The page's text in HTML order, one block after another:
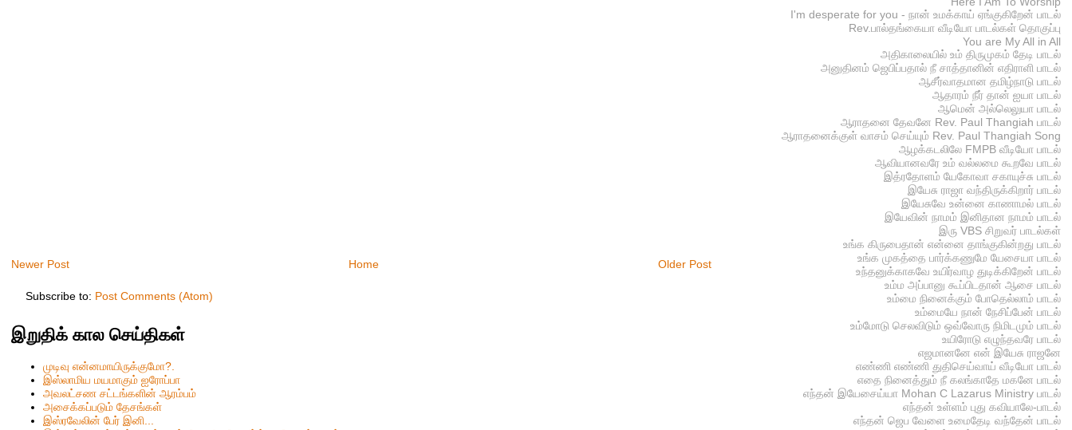
Newer Post Older Post
Home
Subscribe to: Post Comments (Atom)
இறுதிக் கால செய்திகள்
முடிவு என்னமாயிருக்குமோ?.
இஸ்லாமிய மயமாகும் ஐரோப்பா
அவலட்சண சட்டங்களின் ஆரம்பம்
அசைக்கப்படும் தேசங்கள்
இஸ்ரவேலின் பேர் இனி...
I'm desperate for you - நான் உமக்காய் ஏங்குகிறேன் பாடல்
Rev.பால்தங்கையா வீடியோ பாடல்கள் தொகுப்பு
You are My All in All
அதிகாலையில் உம் திருமுகம் தேடி பாடல்
அனுதினம் ஜெபிப்பதால் நீ சாத்தானின் எதிராளி பாடல்
ஆசீர்வாதமான தமிழ்நாடு பாடல்
ஆதாரம் நீர் தான் ஐயா பாடல்
ஆமென் அல்லெலுயா பாடல்
ஆராதனை தேவனே Rev. Paul Thangiah பாடல்
ஆராதனைக்குள் வாசம் செய்யும் Rev. Paul Thangiah Song
ஆழக்கடலிலே FMPB வீடியோ பாடல்
ஆவியானவரே உம் வல்லமை கூறவே பாடல்
இத்ரதோளம் யேகோவா சகாயுச்சு பாடல்
இயேசு ராஜா வந்திருக்கிறார் பாடல்
இயேசுவே உன்னை காணாமல் பாடல்
இயேவின் நாமம் இனிதான நாமம் பாடல்
இரு VBS சிறுவர் பாடல்கள்
உங்க கிருபைதான் என்னை தாங்குகின்றது பாடல்
உங்க முகத்தை பார்க்கணுமே யேசையா பாடல்
உந்தனுக்காகவே உயிர்வாழ துடிக்கிறேன் பாடல்
உம்ம அப்பானு கூப்பிடதான் ஆசை பாடல்
உம்மை நினைக்கும் போதெல்லாம் பாடல்
உம்மையே நான் நேசிப்பேன் பாடல்
உம்மோடு செலவிடும் ஒவ்வோரு நிமிடமும் பாடல்
உயிரோடு எழுந்தவரே பாடல்
எஜமானனே என் இயேசு ராஜனே
எண்ணி எண்ணி துதிசெய்வாய் வீடியோ பாடல்
எதை நினைத்தும் நீ கலங்காதே மகனே பாடல்
எந்தன் இயேசைய்யா Mohan C Lazarus Ministry பாடல்
எந்தன் உள்ளம் புது கவியாலே-பாடல்
எந்தன் ஜெப வேளை உமைதேடி வந்தேன் பாடல்